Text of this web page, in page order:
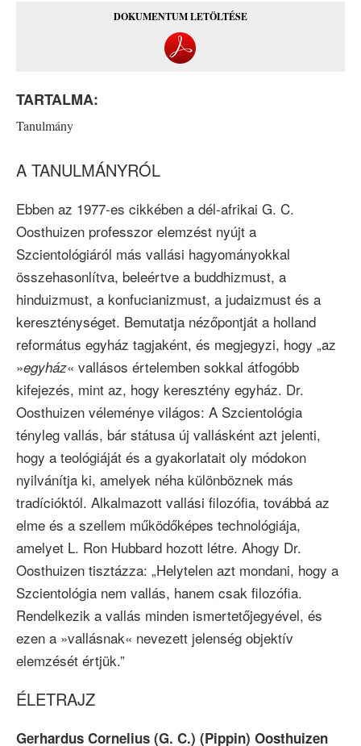
DOKUMENTUM LETÖLTÉSE
TARTALMA:
Tanulmány
A TANULMÁNYRÓL
Ebben az 1977-es cikkében a dél-afrikai G. C.
Oosthuizen professzor elemzést nyújt a
Szcientológiáról más vallási hagyományokkal
összehasonlítva, beleértve a buddhizmust, a
hinduizmust, a konfucianizmust, a judaizmust és a
kereszténységet. Bemutatja nézőpontját a holland
református egyház tagjaként, és megjegyzi, hogy „az
»egyház« vallásos értelemben sokkal átfogóbb
kifejezés, mint az, hogy keresztény egyház. Dr.
Oosthuizen véleménye világos: A Szcientológia
tényleg vallás, bár státusa új vallásként azt jelenti,
hogy a teológiáját és a gyakorlatait oly módokon
nyilvánítja ki, amelyek néha különböznek más
tradícióktól. Alkalmazott vallási filozófia, továbbá az
elme és a szellem működőképes technológiája,
amelyet L. Ron Hubbard hozott létre. Ahogy Dr.
Oosthuizen tisztázza: „Helytelen azt mondani, hogy a
Szcientológia nem vallás, hanem csak filozófia.
Rendelkezik a vallás minden ismertetőjegyével, és
ezen a »vallásnak« nevezett jelenség objektív
elemzését értjük.”
ÉLETRAJZ
Gerhardus Cornelius (G. C.) (Pippin) Oosthuizen